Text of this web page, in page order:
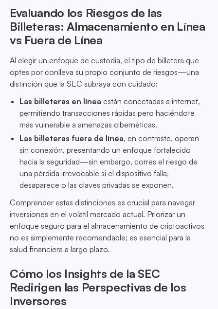
Evaluando los Riesgos de las
Billeteras: Almacenamiento en Línea
vs Fuera de Línea
Al elegir un enfoque de custodia, el tipo de billetera que
optes por conlleva su propio conjunto de riesgos—una
distinción que la SEC subraya con cuidado:
Las billeteras en línea están conectadas a internet,
permitiendo transacciones rápidas pero haciéndote
más vulnerable a amenazas cibernéticas.
Las billeteras fuera de línea, en contraste, operan
sin conexión, presentando un enfoque fortalecido
hacia la seguridad—sin embargo, corres el riesgo de
una pérdida irrevocable si el dispositivo falla,
desaparece o las claves privadas se exponen.
Comprender estas distinciones es crucial para navegar
inversiones en el volátil mercado actual. Priorizar un
enfoque seguro para el almacenamiento de criptoactivos
no es simplemente recomendable; es esencial para la
salud financiera a largo plazo.
Cómo los Insights de la SEC
Redirigen las Perspectivas de los
Inversores